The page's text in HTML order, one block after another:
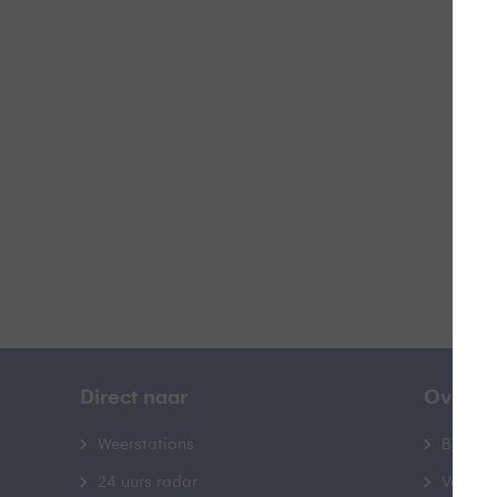
Direct naar
Weerstations
24 uurs radar
Over